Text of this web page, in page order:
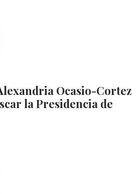
Ocasio-Cortez
la Presidencia de